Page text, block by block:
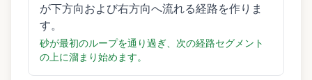
が下方向および右方向へ流れる経路を作りま
す。
砂が最初のループを通り過ぎ、次の経路セグメント
の上に溜まり始めます。